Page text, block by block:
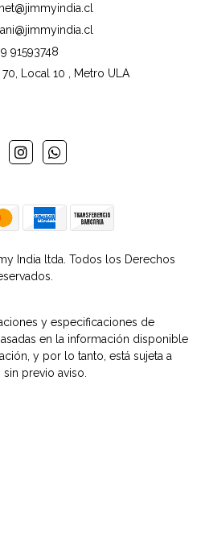
91593748
Local 10 , Metro ULA
India ltda. Todos los Derechos
y especificaciones de
en la información disponible
y por lo tanto, está sujeta a
previo aviso.